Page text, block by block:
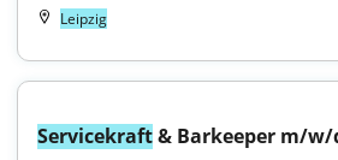
Leipzig
Servicekraft & Barkeeper m/w/